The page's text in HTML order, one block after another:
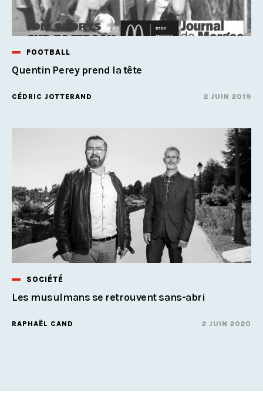
FOOTBALL
Quentin Perey prend la tête
CÉDRIC JOTTERAND 2 JUIN 2019
SOCIÉTÉ
Les musulmans se retrouvent sans-abri
RAPHAËL CAND 2 JUIN 2020